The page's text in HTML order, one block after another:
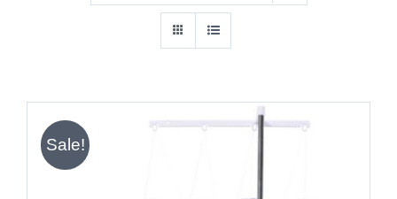
Sale!